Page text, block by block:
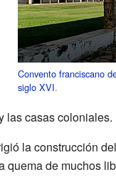
Convento franciscano
siglo XVI.
las casas coloniales.
la construcción
quema de muchos